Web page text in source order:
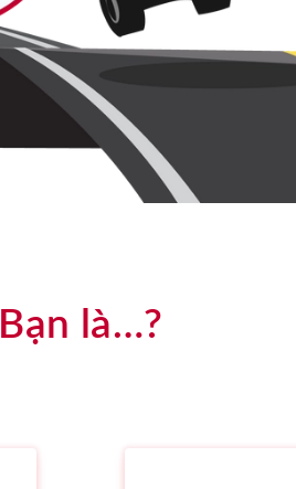
Bạn là…?